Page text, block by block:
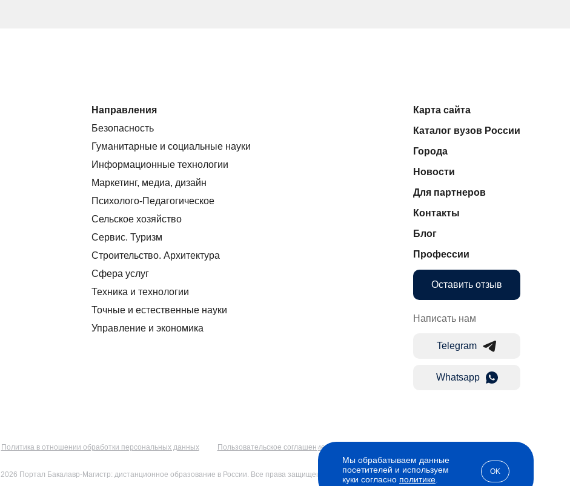
Направления
Безопасность
Гуманитарные и социальные науки
Информационные технологии
Маркетинг, медиа, дизайн
Психолого-Педагогическое
Сельское хозяйство
Сервис. Туризм
Строительство. Архитектура
Сфера услуг
Техника и технологии
Точные и естественные науки
Управление и экономика
Карта сайта
Каталог вузов России
Города
Новости
Для партнеров
Контакты
Блог
Профессии
Оставить отзыв
Написать нам
Telegram
Whatsapp
Политика в отношении обработки персональных данных Пользовательское соглашение
2026 Портал Бакалавр-Магистр: дистанционное образование в России. Все права защищены
Мы обрабатываем данные
посетителей и используем
куки согласно политике
OK